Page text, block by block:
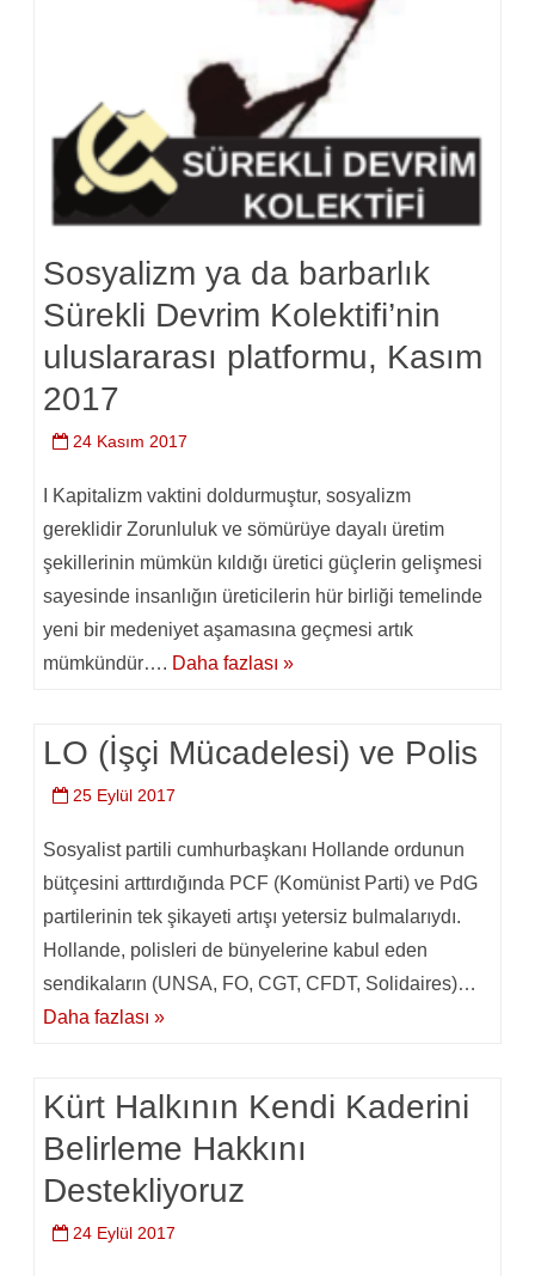
Sosyalizm ya da barbarlık
Sürekli Devrim Kolektifi’nin
uluslararası platformu, Kasım
2017
24 Kasım 2017
I Kapitalizm vaktini doldurmuştur, sosyalizm
gereklidir Zorunluluk ve sömürüye dayalı üretim
şekillerinin mümkün kıldığı üretici güçlerin gelişmesi
sayesinde insanlığın üreticilerin hür birliği temelinde
yeni bir medeniyet aşamasına geçmesi artık
mümkündür…. Daha fazlası »
LO (İşçi Mücadelesi) ve Polis
25 Eylül 2017
Sosyalist partili cumhurbaşkanı Hollande ordunun
bütçesini arttırdığında PCF (Komünist Parti) ve PdG
partilerinin tek şikayeti artışı yetersiz bulmalarıydı.
Hollande, polisleri de bünyelerine kabul eden
sendikaların (UNSA, FO, CGT, CFDT, Solidaires)…
Daha fazlası »
Kürt Halkının Kendi Kaderini
Belirleme Hakkını
Destekliyoruz
24 Eylül 2017